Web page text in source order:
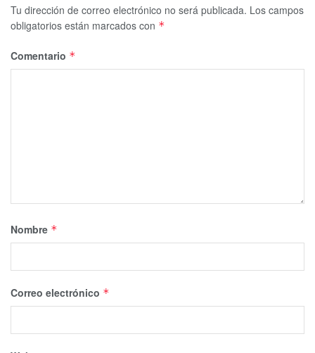
Tu dirección de correo electrónico no será publicada. Los campos
obligatorios están marcados con *
Comentario *
Nombre *
Correo electrónico *